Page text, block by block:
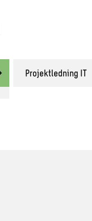
Projektledning IT